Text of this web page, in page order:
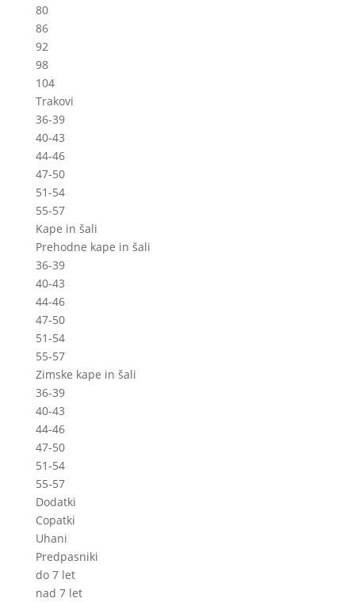
80
86
92
98
104
Trakovi
36-39
40-43
44-46
47-50
51-54
55-57
Kape in šali
Prehodne kape in šali
36-39
40-43
44-46
47-50
51-54
55-57
Zimske kape in šali
36-39
40-43
44-46
47-50
51-54
55-57
Dodatki
Copatki
Uhani
Predpasniki
do 7 let
nad 7 let